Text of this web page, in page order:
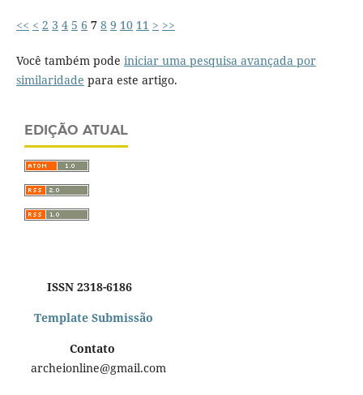
<< < 2 3 4 5 6 7 8 9 10 11 > >>
Você também pode iniciar uma pesquisa avançada por
similaridade para este artigo.
EDIÇÃO ATUAL
ISSN 2318-6186
Template Submissão
Contato
archeionline@gmail.com